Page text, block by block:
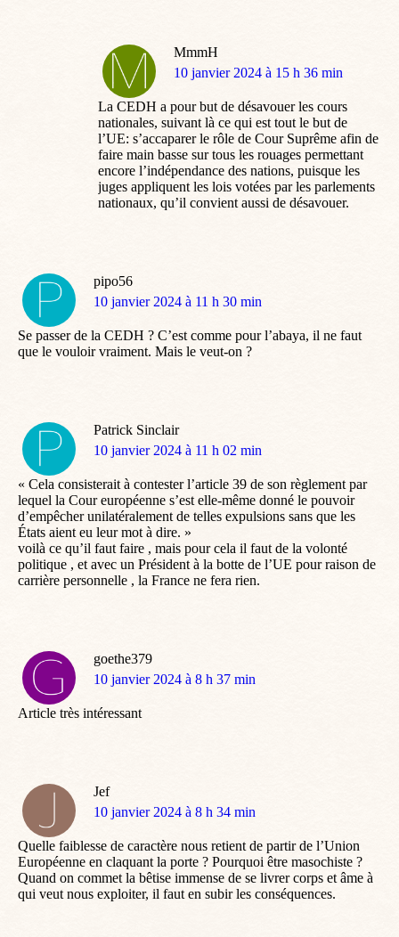
MmmH
dit
10 janvier 2024 à 15 h 36 min
La CEDH a pour but de désavouer les cours
nationales, suivant là ce qui est tout le but de
l’UE: s’accaparer le rôle de Cour Suprême afin de
faire main basse sur tous les rouages permettant
encore l’indépendance des nations, puisque les
juges appliquent les lois votées par les parlements
nationaux, qu’il convient aussi de désavouer.
pipo56
dit
10 janvier 2024 à 11 h 30 min
Se passer de la CEDH ? C’est comme pour l’abaya, il ne faut
que le vouloir vraiment. Mais le veut-on ?
Patrick Sinclair
dit
10 janvier 2024 à 11 h 02 min
« Cela consisterait à contester l’article 39 de son règlement par
lequel la Cour européenne s’est elle-même donné le pouvoir
d’empêcher unilatéralement de telles expulsions sans que les
États aient eu leur mot à dire. »
voilà ce qu’il faut faire , mais pour cela il faut de la volonté
politique , et avec un Président à la botte de l’UE pour raison de
carrière personnelle , la France ne fera rien.
goethe379
dit
10 janvier 2024 à 8 h 37 min
Article très intéressant
Jef
dit
10 janvier 2024 à 8 h 34 min
Quelle faiblesse de caractère nous retient de partir de l’Union
Européenne en claquant la porte ? Pourquoi être masochiste ?
Quand on commet la bêtise immense de se livrer corps et âme à
qui veut nous exploiter, il faut en subir les conséquences.